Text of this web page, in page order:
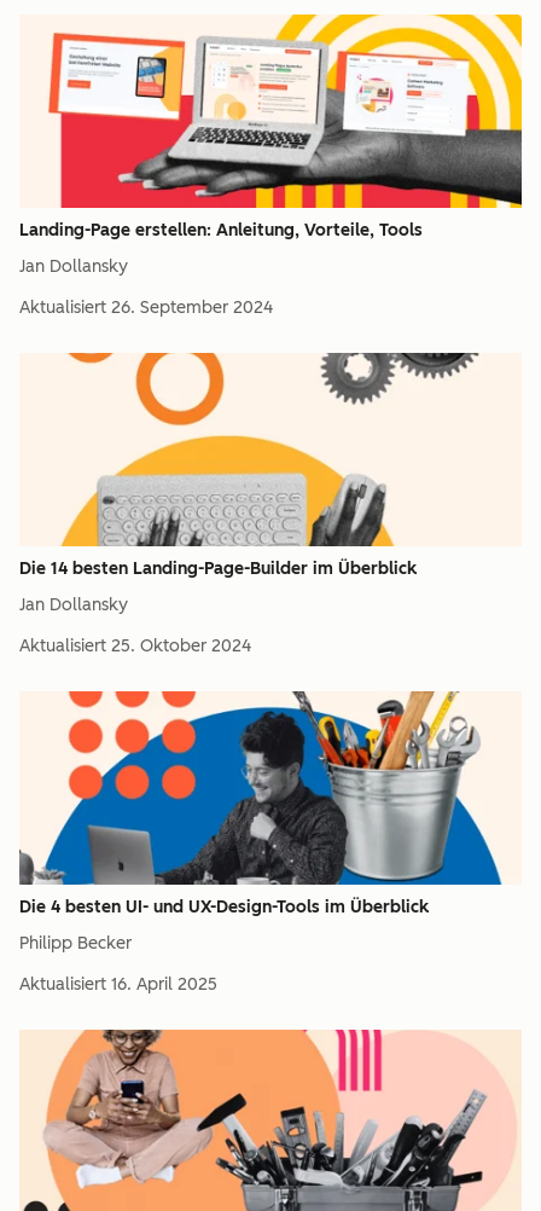
Landing-Page erstellen: Anleitung, Vorteile, Tools
Jan Dollansky
Aktualisiert 26. September 2024
Die 14 besten Landing-Page-Builder im Überblick
Jan Dollansky
Aktualisiert 25. Oktober 2024
Die 4 besten UI- und UX-Design-Tools im Überblick
Philipp Becker
Aktualisiert 16. April 2025